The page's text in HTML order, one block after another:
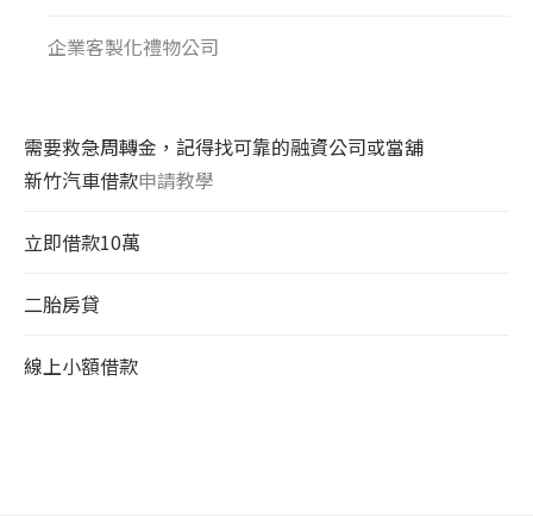
企業客製化禮物公司
需要救急周轉金，記得找可靠的融資公司或當舖
新竹汽車借款申請教學
立即借款10萬
二胎房貸
線上小額借款